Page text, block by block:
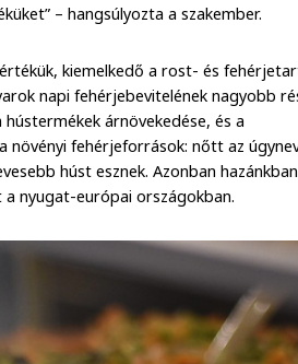
– hangsúlyozta a szakember.
kiemelkedő a rost- és
napi fehérjebevitelének nagyobb
árnövekedése, és a
növényi fehérjeforrások: nőtt az
húst esznek. Azonban
nyugat-európai országokban.